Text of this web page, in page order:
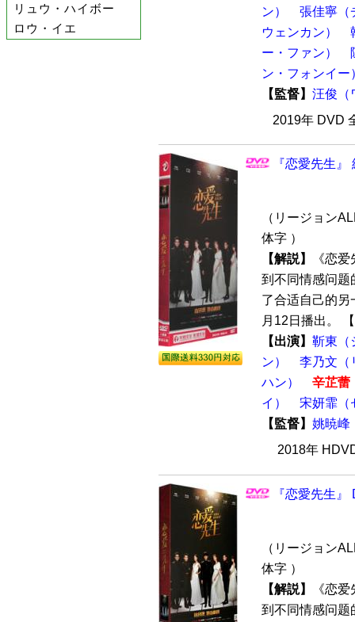
リュウ・ハイボー
ロウ・イエ
ン）
張佳寧（
ウェンカン）
ー・ファン）
ン・フォンイー
【監督】 汪俊（
2019年 DVD
『恋愛先生
（リージョン
体字 ）
【解説】
《恋
到不同情感问题
了合适自己的另
月12日播出。
【出演】 靳東（
ン）
李乃文（
ハン）
辛芷蕾
イ）
宋妍霏（
【監督】 姚暁峰
2018年
『恋愛先生
（リージョン
体字 ）
【解説】
《恋
到不同情感问题